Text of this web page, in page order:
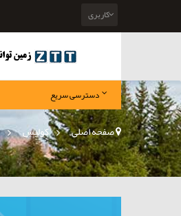
کاربری
دسترسی سریع
صفحه اصلی > کولیس »